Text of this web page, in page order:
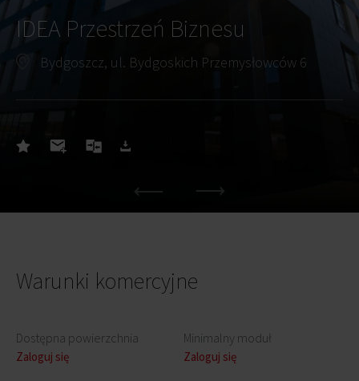
IDEA Przestrzeń Biznesu
Bydgoszcz, ul. Bydgoskich Przemysłowców 6
Warunki komercyjne
Dostępna powierzchnia
Zaloguj się
Minimalny moduł
Zaloguj się